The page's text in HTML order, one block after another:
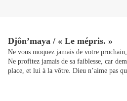
Djôn’maya / « Le mépris. »
Ne vous moquez jamais de votre
Ne profitez jamais de sa faiblesse, car
place, et lui à la vôtre. Dieu n’aime pas